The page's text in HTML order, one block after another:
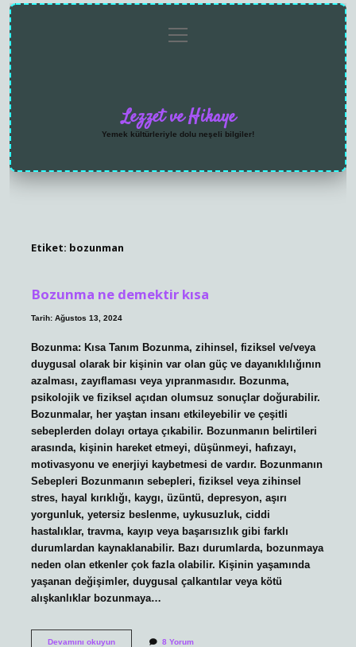
menüyü
aç
Lezzet ve Hikaye
Yemek kültürleriyle dolu neşeli bilgiler!
Etiket: bozunman
Bozunma ne demektir kısa
Tarih: Ağustos 13, 2024
Bozunma: Kısa Tanım Bozunma, zihinsel, fiziksel ve/veya
duygusal olarak bir kişinin var olan güç ve dayanıklılığının
azalması, zayıflaması veya yıpranmasıdır. Bozunma,
psikolojik ve fiziksel açıdan olumsuz sonuçlar doğurabilir.
Bozunmalar, her yaştan insanı etkileyebilir ve çeşitli
sebeplerden dolayı ortaya çıkabilir. Bozunmanın belirtileri
arasında, kişinin hareket etmeyi, düşünmeyi, hafızayı,
motivasyonu ve enerjiyi kaybetmesi de vardır. Bozunmanın
Sebepleri Bozunmanın sebepleri, fiziksel veya zihinsel
stres, hayal kırıklığı, kaygı, üzüntü, depresyon, aşırı
yorgunluk, yetersiz beslenme, uykusuzluk, ciddi
hastalıklar, travma, kayıp veya başarısızlık gibi farklı
durumlardan kaynaklanabilir. Bazı durumlarda, bozunmaya
neden olan etkenler çok fazla olabilir. Kişinin yaşamında
yaşanan değişimler, duygusal çalkantılar veya kötü
alışkanlıklar bozunmaya…
Devamını okuyunBozunma
8 Yorum